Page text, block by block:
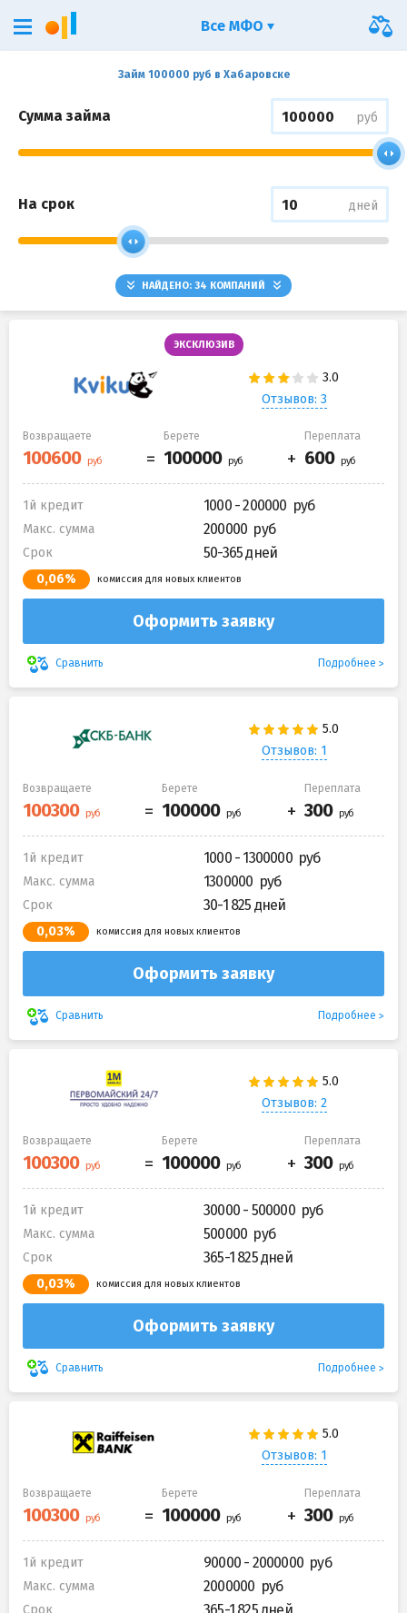
Займ 100000 руб в Хабаровске
Сумма займа руб
На срок дней
НАЙДЕНО: 34 КОМПАНИЙ
ЭКСКЛЮЗИВ
Отзывов: 3
Возвращаете Берете Переплата
1й кредит 1000 - 200000
Макс. сумма 200000
Срок 50-365 дней
0,06% комиссия для новых клиентов
Оформить заявку
Сравнить Подробнее
Отзывов: 1
Возвращаете Берете Переплата
1й кредит 1000 - 1300000
Макс. сумма 1300000
Срок 30-1 825 дней
0,03% комиссия для новых клиентов
Оформить заявку
Сравнить Подробнее
Отзывов: 2
Возвращаете Берете Переплата
1й кредит 30000 - 500000
Макс. сумма 500000
Срок 365-1 825 дней
0,03% комиссия для новых клиентов
Оформить заявку
Сравнить Подробнее
Отзывов: 1
Возвращаете Берете Переплата
1й кредит 90000 - 2000000
Макс. сумма 2000000
Срок 365-1 825 дней
Все МФО